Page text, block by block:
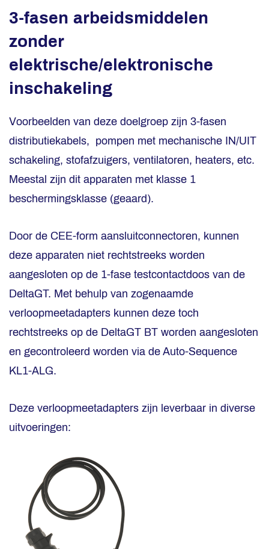
3-fasen arbeidsmiddelen
zonder
elektrische/elektronische
inschakeling
Voorbeelden van deze doelgroep zijn 3-fasen
distributiekabels, pompen met mechanische IN/UIT
schakeling, stofafzuigers, ventilatoren, heaters, etc.
Meestal zijn dit apparaten met klasse 1
beschermingsklasse (geaard).
Door de CEE-form aansluitconnectoren, kunnen
deze apparaten niet rechtstreeks worden
aangesloten op de 1-fase testcontactdoos van de
DeltaGT. Met behulp van zogenaamde
verloopmeetadapters kunnen deze toch
rechtstreeks op de DeltaGT BT worden aangesloten
en gecontroleerd worden via de Auto-Sequence
KL1-ALG.
Deze verloopmeetadapters zijn leverbaar in diverse
uitvoeringen: